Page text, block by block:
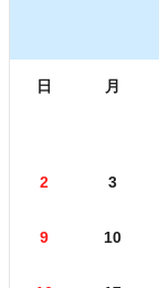
日 月
2 3
9 10